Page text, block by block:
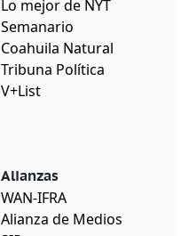
Lo mejor de NYT
Semanario
Coahuila Natural
Tribuna Política
V+List
Alianzas
WAN-IFRA
Alianza de Medios